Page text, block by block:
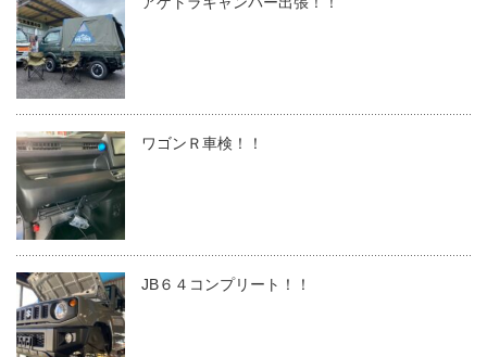
ワゴンＲ車検！！
JB６４コンプリート！！